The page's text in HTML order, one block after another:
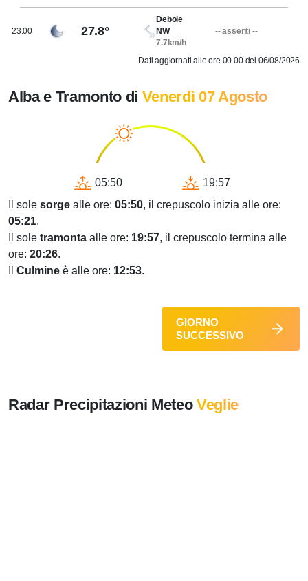
23.00 27.8°
Debole
NW
7.7km/h
-- assenti --
Dati aggiornati alle ore 00.00 del 06/08/2026
Alba e Tramonto di Venerdì 07 Agosto
05:50
19:57
Il sole sorge alle ore: 05:50, il crepuscolo inizia alle ore:
05:21.
Il sole tramonta alle ore: 19:57, il crepuscolo termina alle
ore: 20:26.
Culmine è alle ore: 12:53.
GIORNO
SUCCESSIVO
Radar Precipitazioni MeteoVeglie